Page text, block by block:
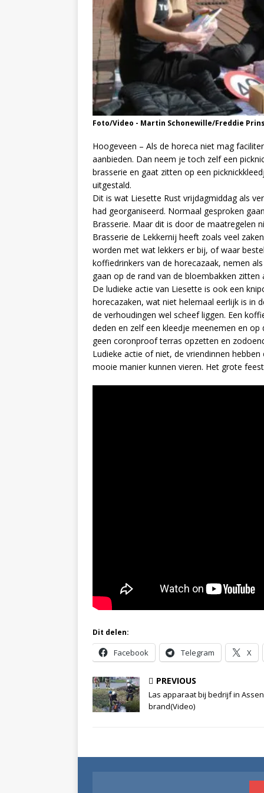
Foto/Video - Martin Schonewille/Freddie
Hoogeveen – Als de horeca niet mag
aanbieden. Dan neem je toch zelf een
brasserie en gaat zitten op een
uitgestald.
Dit is wat Liesette Rust vrijdagmiddag als
had georganiseerd. Normaal gesproken
Brasserie. Maar dit is door de maatregelen
Brasserie de Lekkernij heeft zoals veel
worden met wat lekkers er bij, of waar
koffiedrinkers van de horecazaak, nemen
gaan op de rand van de bloembakken zitten
De ludieke actie van Liesette is ook een
horecazaken, wat niet helemaal eerlijk is in
de verhoudingen wel scheef liggen. Een
deden en zelf een kleedje meenemen en
geen coronproof terras opzetten en
Ludieke actie of niet, de vriendinnen
mooie manier kunnen vieren. Het grote
Dit delen:
Facebook Telegram X
PREVIOUS
Las apparaat bij bedrijf in
brand(Video)